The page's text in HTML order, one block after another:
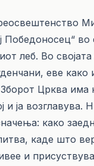
Победоносец“
леб. Во
еве како
Црква
ја возглавува.
како
каде што
и